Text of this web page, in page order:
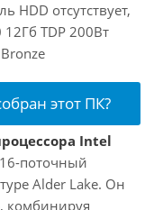
HDD отсутствует,
12Гб TDP 200Вт
этот ПК?
Intel
поточный
Alder Lake. Он
комбинируя